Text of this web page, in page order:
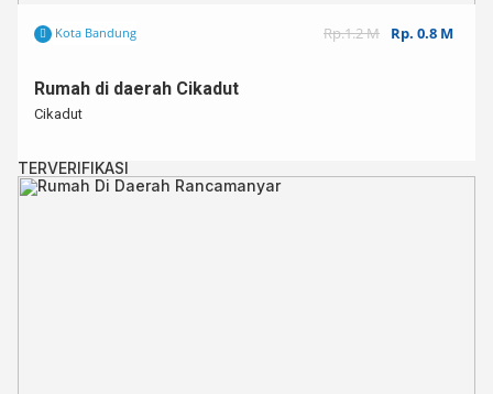
Kota Bandung Rp.1.2 M Rp. 0.8 M
Rumah di daerah Cikadut
Cikadut
TERVERIFIKASI